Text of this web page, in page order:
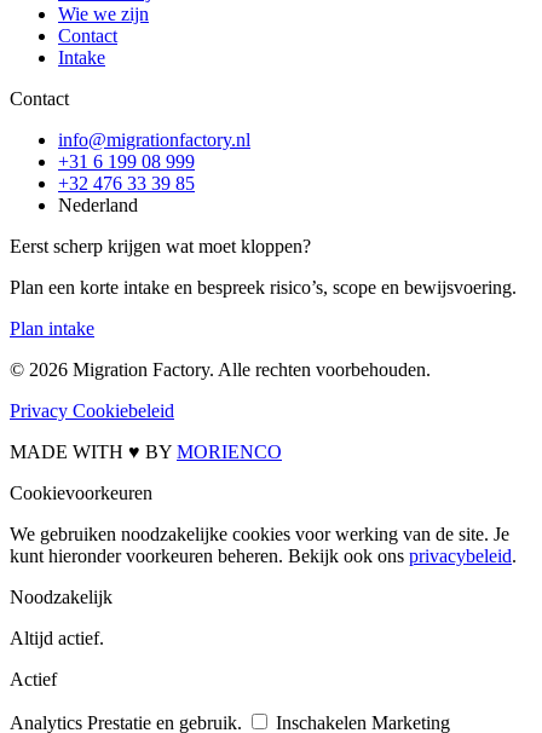
Wie we zijn
Contact
Intake
Contact
info@migrationfactory.nl
+31 6 199 08 999
+32 476 33 39 85
Nederland
Eerst scherp krijgen wat moet kloppen?
Plan een korte intake en bespreek risico’s, scope en bewijsvoering.
Plan intake
© 2026 Migration Factory. Alle rechten voorbehouden.
Privacy Cookiebeleid
MADE WITH ♥ BY MORIENCO
Cookievoorkeuren
We gebruiken noodzakelijke cookies voor werking van de site. Je
kunt hieronder voorkeuren beheren. Bekijk ook ons privacybeleid.
Noodzakelijk
Altijd actief.
Actief
Analytics Prestatie en gebruik. Inschakelen Marketing